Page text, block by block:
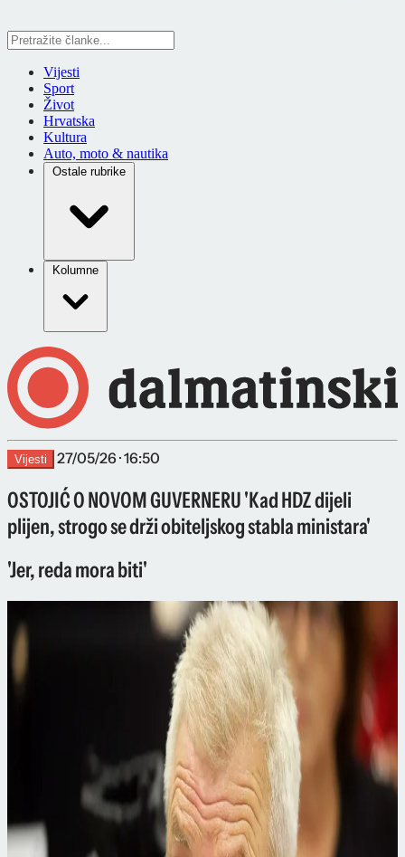
Vijesti
Sport
Život
Hrvatska
Kultura
Auto, moto & nautika
Ostale rubrike
Kolumne
Vijesti 27/05/26 · 16:50
OSTOJIĆ O NOVOM GUVERNERU 'Kad HDZ dijeli
plijen, strogo se drži obiteljskog stabla ministara'
'Jer, reda mora biti'